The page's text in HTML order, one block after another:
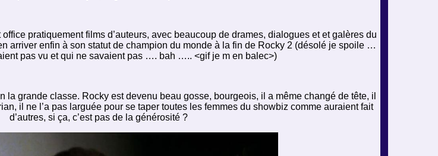
pratiquement films d’auteurs, avec beaucoup de drames, dialogues et et galères du
arriver enfin à son statut de champion du monde à la fin de Rocky 2 (désolé je spoile …
pas vu et qui ne savaient pas …. bah ….. <gif je m en balec>)
la grande classe. Rocky est devenu beau gosse, bourgeois, il a même changé de tête, il
il ne l’a pas larguée pour se taper toutes les femmes du showbiz comme auraient fait
d’autres, si ça, c’est pas de la générosité ?